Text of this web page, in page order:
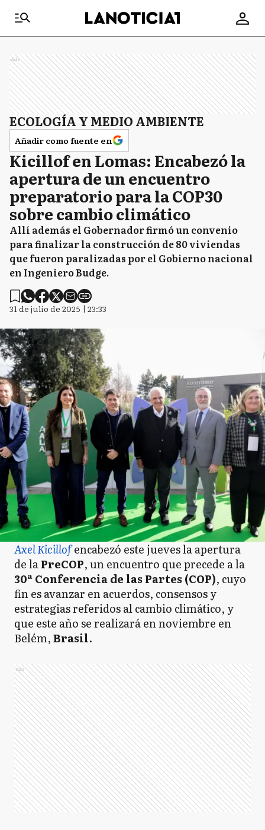
Ads
ECOLOGÍA Y MEDIO AMBIENTE
Añadir como fuente en
Kicillof en Lomas: Encabezó la
apertura de un encuentro
preparatorio para la COP30
sobre cambio climático
Allí además el Gobernador firmó un convenio
para finalizar la construcción de 80 viviendas
que fueron paralizadas por el Gobierno nacional
en Ingeniero Budge.
31 de julio de 2025 | 23:33
Axel Kicillofencabezó este jueves la apertura
de laPreCOP, un encuentro que precede a la
30ª Conferencia de las Partes (COP), cuyo
fin es avanzar en acuerdos, consensos y
estrategias referidos al cambio climático, y
que este año se realizará en noviembre en
Belém,Brasil.
Ads